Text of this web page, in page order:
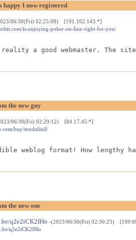
happy I now registered
06/30(Fri) 02:25:08) [191.102.143.*]
is-enjoying-poker-on-line-right-for-you/
a good webmaster. The
the new guy
06/30(Fri) 02:29:12) [84.17.45.*]
buy/modafinil/
weblog format! How
the new one
q2e2iCK2IHo -(2023/06/30(Fri) 02:30:23)
q2e2iCK2IHo